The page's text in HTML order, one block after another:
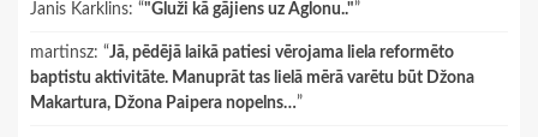
Janis Karklins: “"Gluži kā gājiens uz Aglonu.."”
martinsz: “Jā, pēdējā laikā patiesi vērojama liela reformēto
baptistu aktivitāte. Manuprāt tas lielā mērā varētu būt Džona
Makartura, Džona Paipera nopelns…”